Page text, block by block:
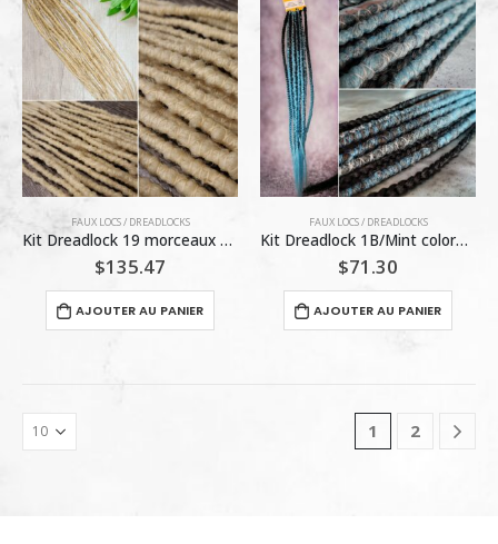
Les
options
être
sur
la
FAUX LOCS / DREADLOCKS
Kit Dreadlock 19 morceaux 613 / Kreation Mynou
$135.47
AJOUTER AU PANIER
FAUX LOCS / DREADLOCKS
Kit Dreadlock 1B/Mint color#10-18-021 – 10 morceaux 18 po / Kreation Mynou
$71.30
AJOUTER AU PANIER
1 2